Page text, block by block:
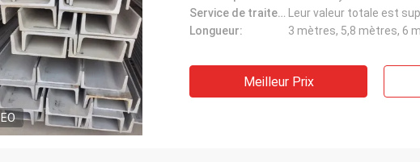
Je vous en prie.
très satisfait du bon produit.
Service de traitement:
Leur valeur totale est
Longueur:
3 mètres, 5,8 mètres, 6
Meilleur Prix